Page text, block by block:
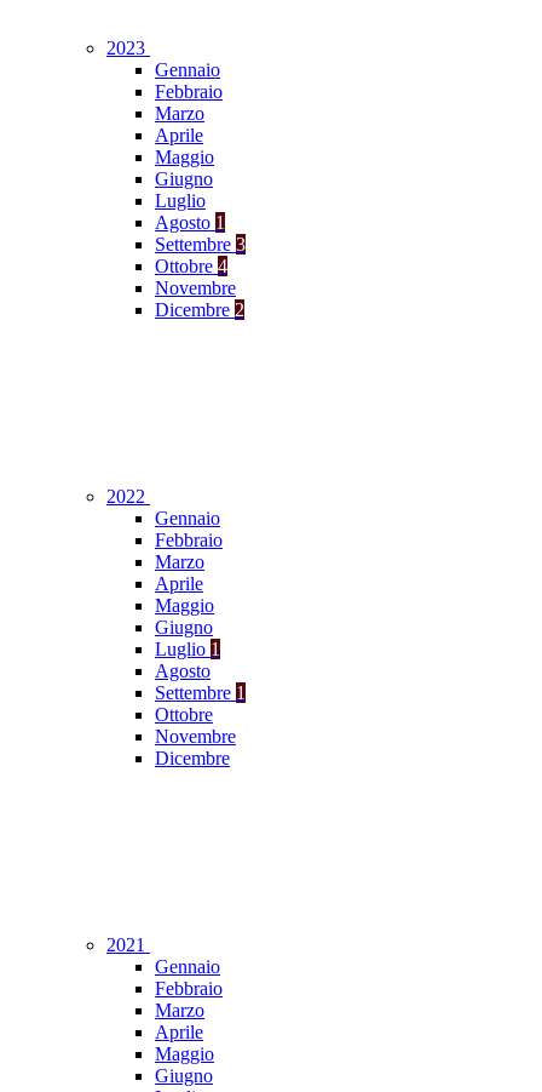
2023
Gennaio
Febbraio
Marzo
Aprile
Maggio
Giugno
Luglio
Agosto 1
Settembre 3
Ottobre 4
Novembre
Dicembre 2
2022
Gennaio
Febbraio
Marzo
Aprile
Maggio
Giugno
Luglio 1
Agosto
Settembre 1
Ottobre
Novembre
Dicembre
2021
Gennaio
Febbraio
Marzo
Aprile
Maggio
Giugno